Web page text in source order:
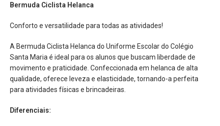
Bermuda Ciclista Helanca
Conforto e versatilidade para todas as atividades!
A Bermuda Ciclista Helanca do Uniforme Escolar do Colégio
Santa Maria é ideal para os alunos que buscam liberdade de
movimento e praticidade. Confeccionada em helanca de alta
qualidade, oferece leveza e elasticidade, tornando-a perfeita
para atividades físicas e brincadeiras.
Diferenciais: